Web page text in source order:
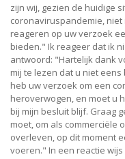
zijn wij, gezien de huidige
coronaviruspandemie,
reageren op uw verzoek
bieden." Ik reageer dat ik
antwoord: "Hartelijk dank
mij te lezen dat u niet
heb uw verzoek om een
heroverwogen, en moet u
bij mijn besluit blijf. Graag
moet, om als commerciële
overleven, op dit moment
voeren." In een reactie